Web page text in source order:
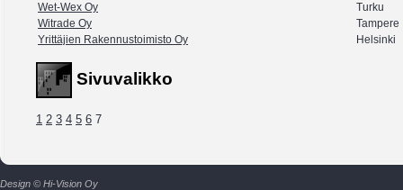
Wet-Wex Oy
Turku
Witrade Oy
Tampere
Yrittäjien Rakennustoimisto Oy
Helsinki
Sivuvalikko
1 2 3 4 5 6 7
Design © Hi-Vision Oy